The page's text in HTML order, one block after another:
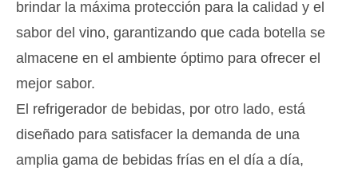
brindar la máxima protección para la calidad y el
sabor del vino, garantizando que cada botella se
almacene en el ambiente óptimo para ofrecer el
mejor sabor.
El refrigerador de bebidas, por otro lado, está
diseñado para satisfacer la demanda de una
amplia gama de bebidas frías en el día a día,